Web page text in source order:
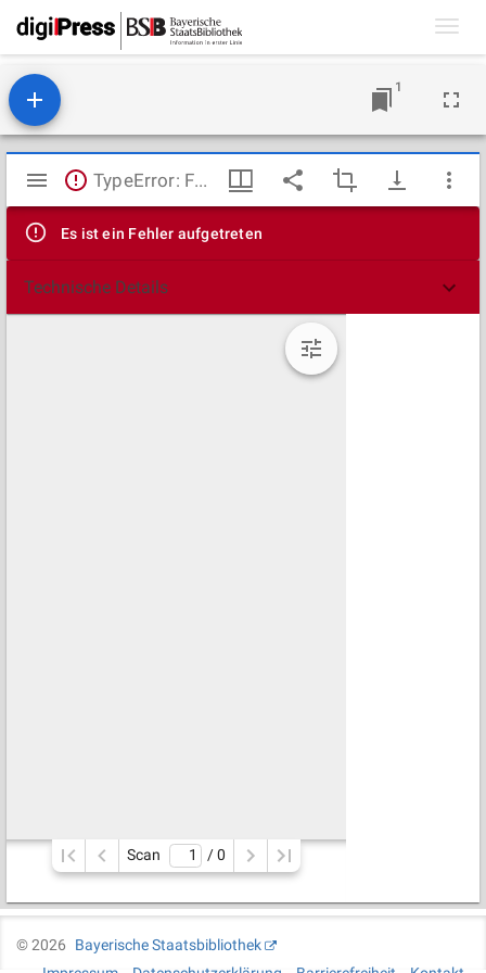
1
Mirador
Viewer
TypeError: Failed to fetch
Es ist ein Fehler aufgetreten
Technische Details
Scan / 0
©2026
Bayerische Staatsbibliothek